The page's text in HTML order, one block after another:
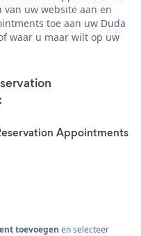
uw website aan en
toe aan uw Duda
waar u maar wilt op uw
Appointments
toevoegen en selecteer